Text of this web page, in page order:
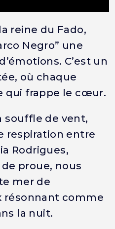
reine du Fado,
Negro” une
C’est un
où chaque
qui frappe le cœur.
souffle de vent,
respiration entre
Rodrigues,
proue, nous
mer de
résonnant comme
la nuit.